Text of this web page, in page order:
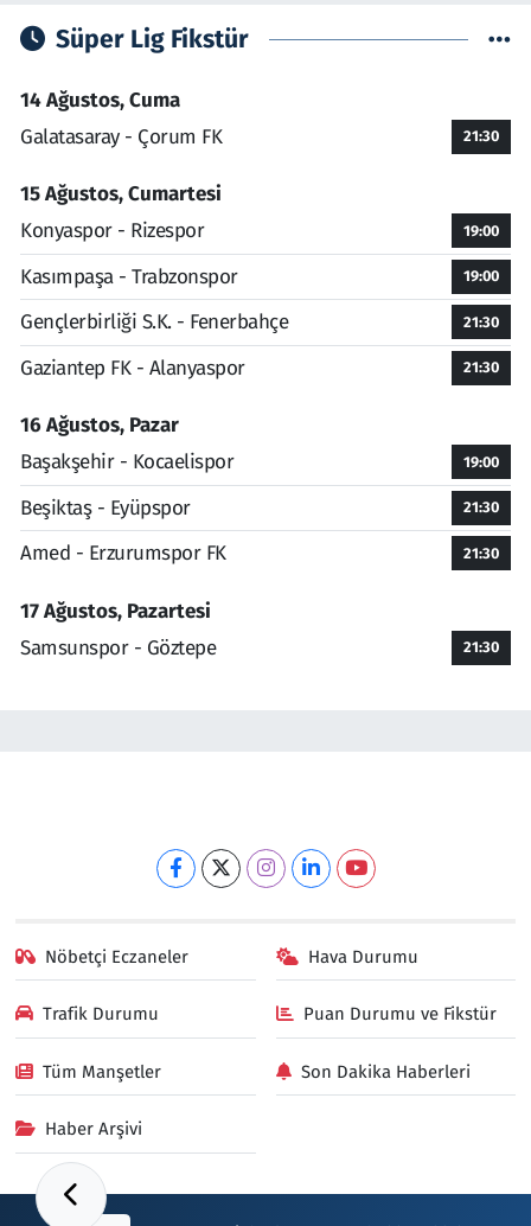
Süper Lig Fikstür
14 Ağustos, Cuma
Galatasaray - Çorum FK
21:30
15 Ağustos, Cumartesi
Konyaspor - Rizespor
19:00
Kasımpaşa - Trabzonspor 19:00
Gençlerbirliği S.K. - Fenerbahçe 21:30
Gaziantep FK - Alanyaspor 21:30
16 Ağustos, Pazar
Başakşehir - Kocaelispor
19:00
Beşiktaş - Eyüpspor 21:30
Amed - Erzurumspor FK 21:30
17 Ağustos, Pazartesi
Samsunspor - Göztepe
21:30
Nöbetçi Eczaneler Hava Durumu
Trafik Durumu Puan Durumu ve Fikstür
Tüm Manşetler Son Dakika Haberleri
Haber Arşivi